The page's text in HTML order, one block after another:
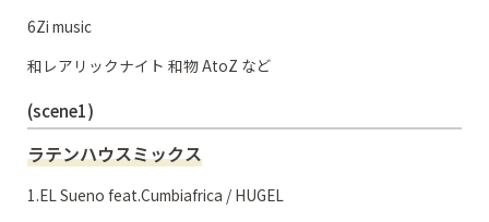
6Zi music
和レアリックナイト 和物 AtoZ など
(scene1)
ラテンハウスミックス
1.EL Sueno feat.Cumbiafrica / HUGEL